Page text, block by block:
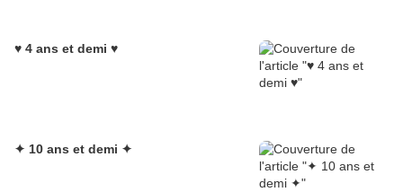
♥ 4 ans et demi ♥
✦ 10 ans et demi ✦